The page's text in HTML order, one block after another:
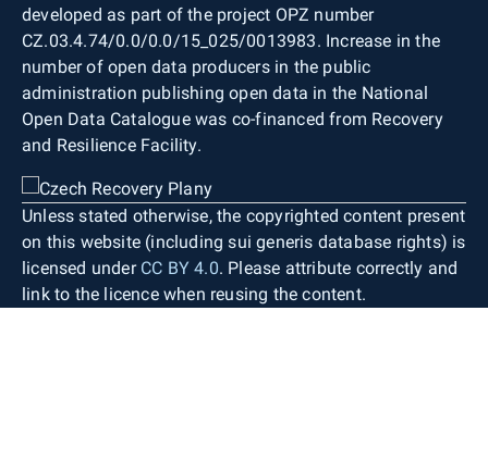
developed as part of the project OPZ number
CZ.03.4.74/0.0/0.0/15_025/0013983. Increase in the
number of open data producers in the public
administration publishing open data in the National
Open Data Catalogue was co-financed from Recovery
and Resilience Facility.
Unless stated otherwise, the copyrighted content present
on this website (including sui generis database rights) is
licensed under CC BY 4.0. Please attribute correctly and
link to the licence when reusing the content.